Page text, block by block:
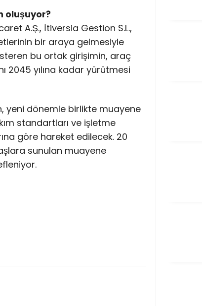
oluşuyor?
A.Ş., İtiversia Gestion S.L.,
bir araya gelmesiyle
bu ortak girişimin, araç
2045 yılına kadar yürütmesi
yeni dönemle birlikte muayene
standartları ve işletme
göre hareket edilecek. 20
sunulan muayene